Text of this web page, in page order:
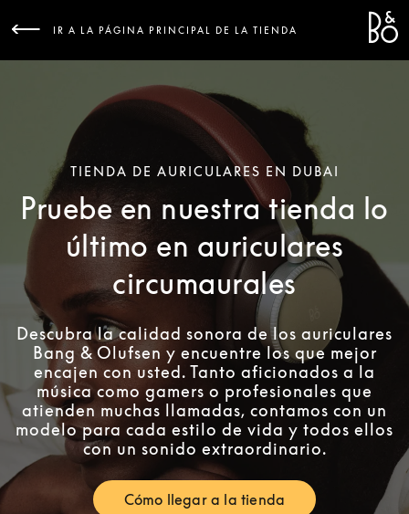
IR A LA PÁGINA PRINCIPAL DE LA TIENDA
TIENDA DE AURICULARES EN DUBAI
Pruebe en nuestra tienda lo
último en auriculares
circumaurales
Descubra la calidad sonora de los auriculares
Bang & Olufsen y encuentre los que mejor
encajen con usted. Tanto aficionados a la
música como gamers o profesionales que
atienden muchas llamadas, contamos con un
modelo para cada estilo de vida y todos ellos
con un sonido extraordinario.
Cómo llegar a la tienda
Link Opens in New Tab